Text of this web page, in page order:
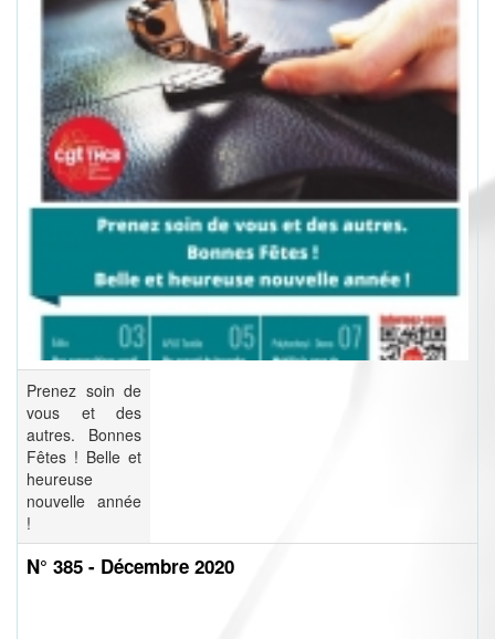
Prenez soin de
vous et des
autres. Bonnes
Fêtes ! Belle et
heureuse
nouvelle année
!
N° 385 - Décembre 2020